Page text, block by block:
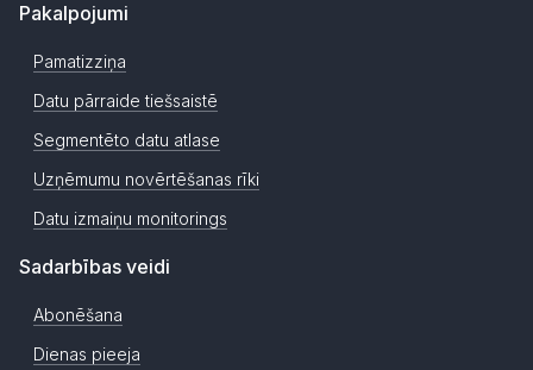
Pakalpojumi
Pamatizziņa
Datu pārraide tiešsaistē
Segmentēto datu atlase
Uzņēmumu novērtēšanas rīki
Datu izmaiņu monitorings
Sadarbības veidi
Abonēšana
Dienas pieeja